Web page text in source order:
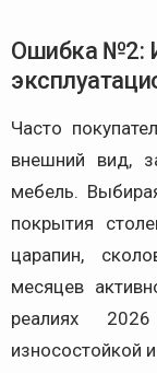
Ошибка №2:
Часто
внешний вид,
мебель.
покрытия
царапин,
месяцев
реалиях
износостойкой